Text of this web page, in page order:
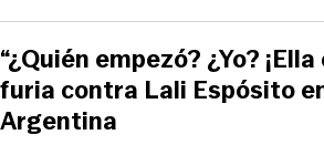
“¿Quién empezó? ¿Yo?
furia contra Lali Espósito
Argentina